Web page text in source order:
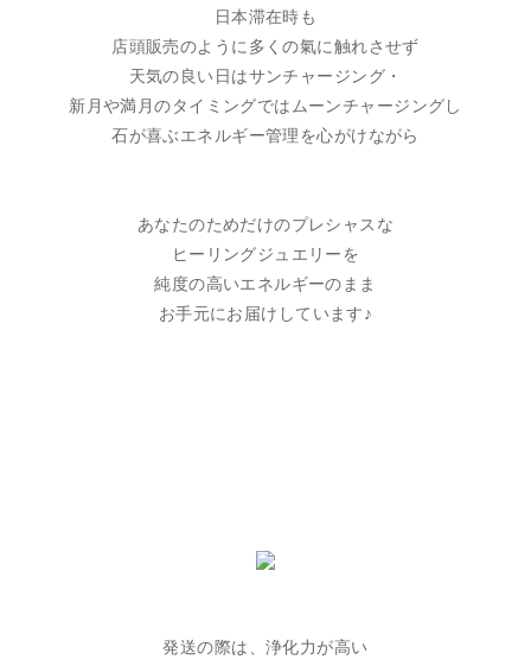
日本滞在時も
店頭販売のように多くの氣に触れさせず
天気の良い日はサンチャージング・
新月や満月のタイミングではムーンチャージングし
石が喜ぶエネルギー管理を心がけながら
あなたのためだけのプレシャスな
ヒーリングジュエリーを
純度の高いエネルギーのまま
お手元にお届けしています♪
発送の際は、浄化力が高い